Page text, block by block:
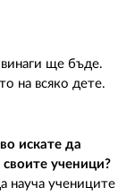
ще бъде.
на всяко дете.
искате да
своите ученици?
науча учениците